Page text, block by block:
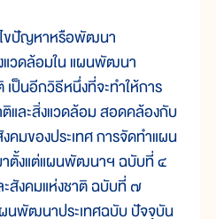
ปัญหาหรือพัฒนา
แวดล้อมใน แผนพัฒนา
เป็นอีกวิธีหนึ่งที่จะทำให้การ
และสิ่งแวดล้อม สอดคล้องกับ
มของประเทศ การจัดทำแผน
าตั้งแต่แผนพัฒนาฯ ฉบับที่ ๔
สังคมแห่งชาติ ฉบับที่ ๗
นพัฒนาประเทศฉบับ ปัจจุบัน